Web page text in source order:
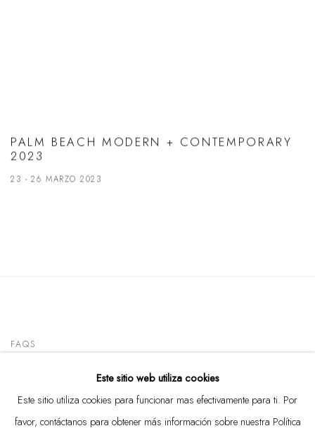
PALM BEACH MODERN + CONTEMPORARY
2023
23 - 26 MARZO 2023
FAQS
Este sitio web utiliza cookies
Este sitio utiliza cookies para funcionar mas efectivamente para ti. Por
favor, contáctanos para obtener más información sobre nuestra Política